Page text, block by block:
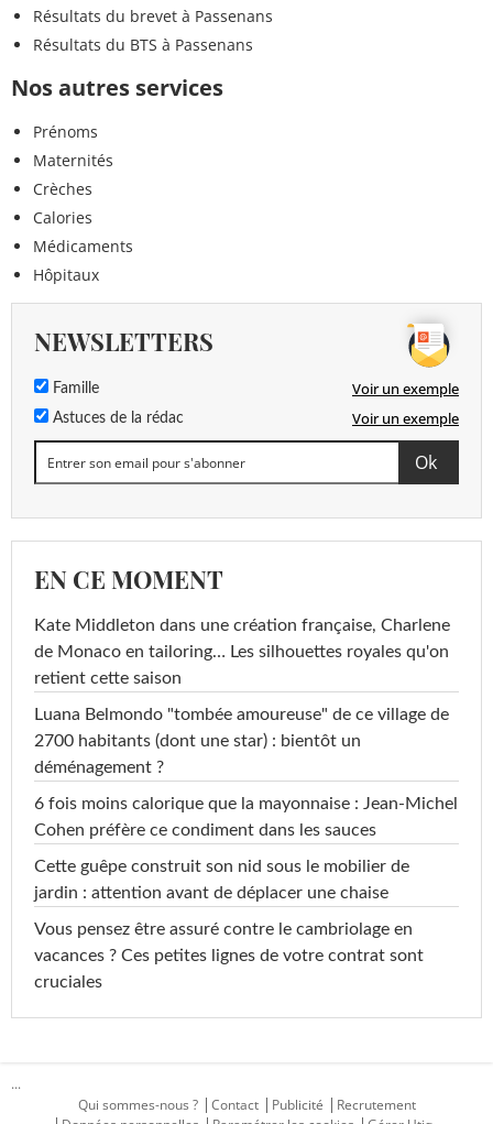
Résultats du brevet à Passenans
Résultats du BTS à Passenans
Nos autres services
Prénoms
Maternités
Crèches
Calories
Médicaments
Hôpitaux
NEWSLETTERS
Famille Voir un exemple
Astuces de la rédac Voir un exemple
EN CE MOMENT
Kate Middleton dans une création française, Charlene
de Monaco en tailoring… Les silhouettes royales qu'on
retient cette saison
Luana Belmondo "tombée amoureuse" de ce village de
2700 habitants (dont une star) : bientôt un
déménagement ?
6 fois moins calorique que la mayonnaise : Jean-Michel
Cohen préfère ce condiment dans les sauces
Cette guêpe construit son nid sous le mobilier de
jardin : attention avant de déplacer une chaise
Vous pensez être assuré contre le cambriolage en
vacances ? Ces petites lignes de votre contrat sont
cruciales
...
Qui sommes-nous ?
Contact Publicité
Recrutement